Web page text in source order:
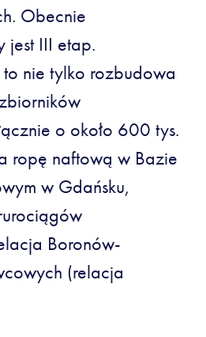
Obecnie
jest III etap.
nie tylko rozbudowa
o około 600 tys.
ropę naftową w Bazie
w Gdańsku,
Boronów-
(relacja